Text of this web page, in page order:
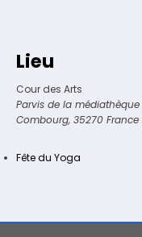
Lieu
Cour des Arts
Parvis de la médiathèque
Combourg, 35270 France
Fête du Yoga